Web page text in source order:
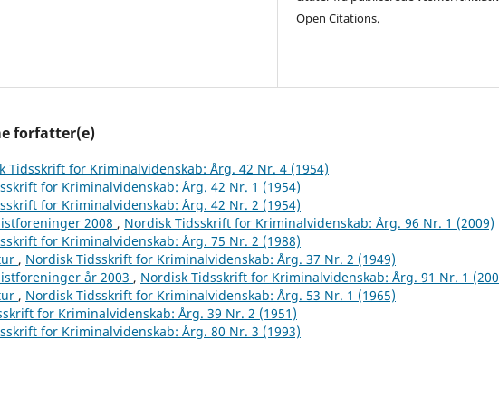
Open Citations.
forfatter(e)
Tidsskrift for Kriminalvidenskab: Årg. 42 Nr. 4 (1954)
for Kriminalvidenskab: Årg. 42 Nr. 1 (1954)
for Kriminalvidenskab: Årg. 42 Nr. 2 (1954)
2008 , Nordisk Tidsskrift for Kriminalvidenskab: Årg. 96 Nr. 1 (2009)
for Kriminalvidenskab: Årg. 75 Nr. 2 (1988)
, Nordisk Tidsskrift for Kriminalvidenskab: Årg. 37 Nr. 2 (1949)
år 2003 , Nordisk Tidsskrift for Kriminalvidenskab: Årg. 91 Nr. 1
, Nordisk Tidsskrift for Kriminalvidenskab: Årg. 53 Nr. 1 (1965)
for Kriminalvidenskab: Årg. 39 Nr. 2 (1951)
for Kriminalvidenskab: Årg. 80 Nr. 3 (1993)